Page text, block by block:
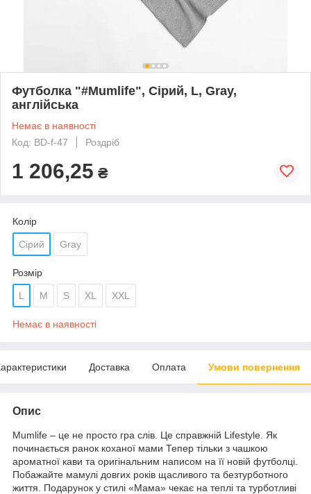
Футболка "#Mumlife", Сірий, L, Gray,
англійська
Немає в наявності
Код: BD-f-47
Роздріб
1 206,25 ₴
Колір
Сірий Gray
Розмір
L M S XL XXL
Немає в наявності
Доставка Оплата Умови повернення
Опис
Mumlife – це не просто гра слів. Це справжній Lifestyle. Як
починається ранок коханої мами Тепер тільки з чашкою
ароматної кави та оригінальним написом на її новій футболці.
Побажайте мамулі довгих років щасливого та безтурботного
життя. Подарунок у стилі «Мама» чекає на теплі та турботливі